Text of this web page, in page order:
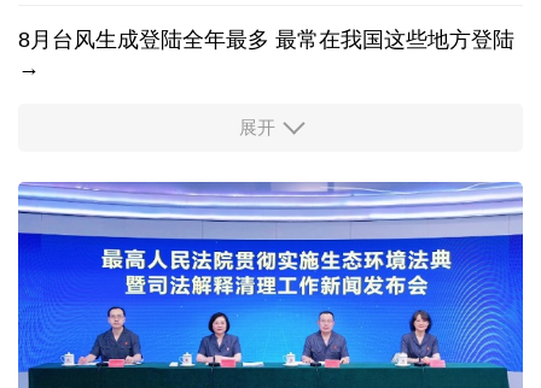
8月台风生成登陆全年最多 最常在我国这些地方登陆
→
柔性制造，高效匹配差异化需求
上海打通脑机接口技术走向市场的“三道关”
活力中国调研行｜江淮大地，科技成果正落地生“金”
上半年规模以上工业中小企业增加值同比增长5.8%
展开